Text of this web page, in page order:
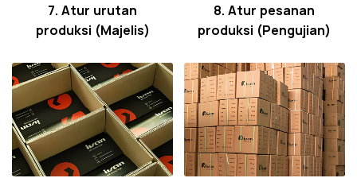
7. Atur urutan
produksi (Majelis)
8. Atur pesanan
produksi (Pengujian)